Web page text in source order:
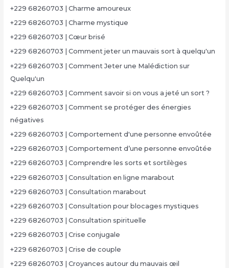
+229 68260703 | Charme amoureux
+229 68260703 | Charme mystique
+229 68260703 | Cœur brisé
+229 68260703 | Comment jeter un mauvais sort à quelqu'un
+229 68260703 | Comment Jeter une Malédiction sur
Quelqu'un
+229 68260703 | Comment savoir si on vous a jeté un sort ?
+229 68260703 | Comment se protéger des énergies
négatives
+229 68260703 | Comportement d'une personne envoûtée
+229 68260703 | Comportement d’une personne envoûtée
+229 68260703 | Comprendre les sorts et sortilèges
+229 68260703 | Consultation en ligne marabout
+229 68260703 | Consultation marabout
+229 68260703 | Consultation pour blocages mystiques
+229 68260703 | Consultation spirituelle
+229 68260703 | Crise conjugale
+229 68260703 | Crise de couple
+229 68260703 | Croyances autour du mauvais œil